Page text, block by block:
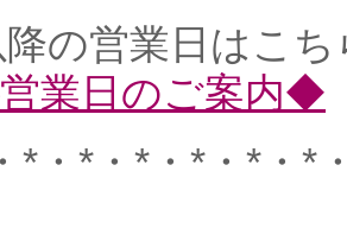
降の営業日はこち
業日のご案内◆
*・*・*・*・*・*